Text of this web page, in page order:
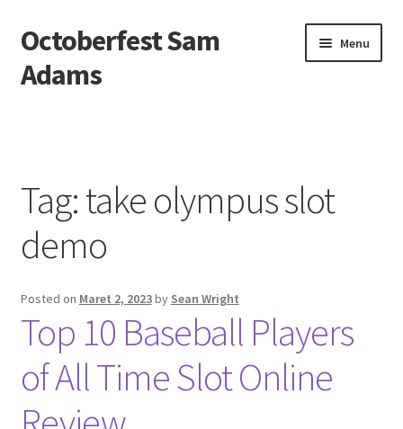
Skip
to
navigation
Skip
to
content
Octoberfest Sam
Adams
Menu
Contact us
Privacy Policy
Tag:take olympus slot
demo
Posted on Maret 2, 2023by Sean Wright
Top 10 Baseball Players
of All Time Slot Online